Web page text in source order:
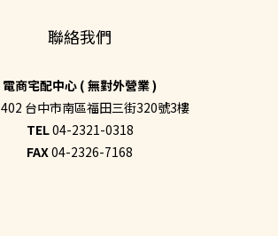
聯絡我們
電商宅配中心 ( 無對外營業 )
402 台中市南區福田三街320號3樓
TEL04-2321-0318
FAX04-2326-7168